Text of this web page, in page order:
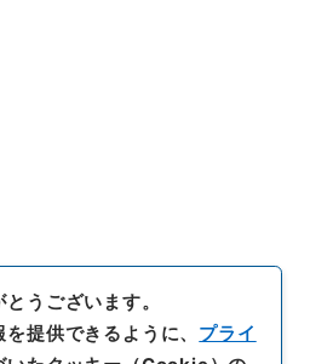
うございます。
提供できるように、 プライ